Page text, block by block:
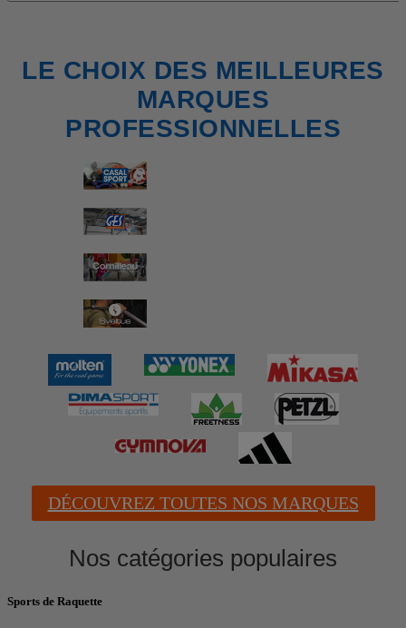
LE CHOIX DES MEILLEURES
MARQUES
PROFESSIONNELLES
DÉCOUVREZ TOUTES NOS MARQUES
Nos catégories populaires
Sports de Raquette